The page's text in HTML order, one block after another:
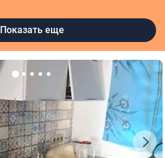
Показать еще